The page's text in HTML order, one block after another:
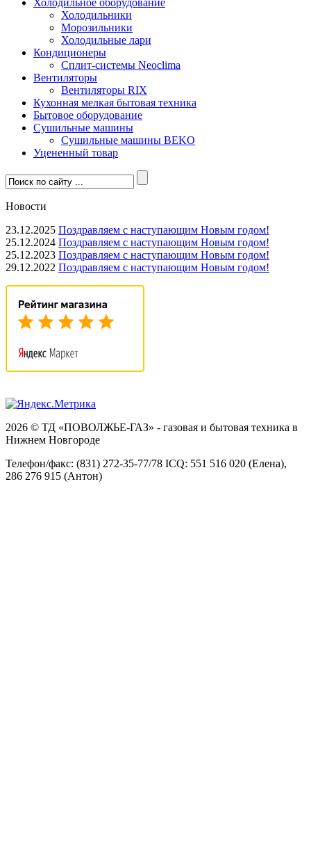
Холодильное оборудование
Холодильники
Морозильники
Холодильные лари
Кондиционеры
Сплит-системы Neoclima
Вентиляторы
Вентиляторы RIX
Кухонная мелкая бытовая техника
Бытовое оборудование
Сушильные машины
Сушильные машины BEKO
Уцененный товар
Новости
23.12.2025 Поздравляем с наступающим Новым годом!
25.12.2024 Поздравляем с наступающим Новым годом!
25.12.2023 Поздравляем с наступающим Новым годом!
29.12.2022 Поздравляем с наступающим Новым годом!
2026 © ТД «ПОВОЛЖЬЕ-ГАЗ» - газовая и бытовая техника в
Нижнем Новгороде
Телефон/факс: (831) 272-35-77/78 ICQ: 551 516 020 (Елена),
286 276 915 (Антон)